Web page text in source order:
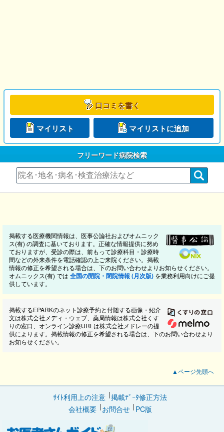
口コミを書く
マイリスト マイリストに追加
フリーワード病院検索
掲載する医療機関情報は、医事公論社およびオムニック
ス(有) の調査に基いております。正確な情報提供に努め
ておりますが、受診の際は、前もって診療科目・診療時
間などの外来条件を電話確認の上ご来院ください。掲載
情報の修正を希望される場合は、下のお問い合わせよりお知らせください。
オムニックス(有) では 全国の開院・閉院情報 (月次版) を業務利用向けにご提
供しています。
掲載するEPARKのネット診療予約と付随する画像・紹介
文は株式会社メディ・ウェブ、薬局情報は株式会社くす
りの窓口、オンライン診療URLは株式会社メドレーの提
供によります。掲載情報の修正を希望される場合は、下のお問い合わせより
お知らせください。
▲ページ先頭へ
ｻｲﾄ利用上の注意 掲載ﾃﾞｰﾀ修正方法
会社概要
お問合せ PC版